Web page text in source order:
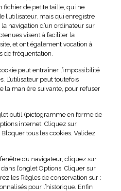
fichier de petite taille, qui ne
l’utilisateur, mais qui enregistre
navigation d’un ordinateur sur
visent à faciliter la
et ont également vocation à
de fréquentation.
peut entraîner l’impossibilité
L’utilisateur peut toutefois
la manière suivante, pour refuser
outil (pictogramme en forme de
internet. Cliquez sur
tous les cookies. Validez
du navigateur, cliquez sur
l’onglet Options. Cliquer sur
les Règles de conservation sur :
pour l’historique. Enfin